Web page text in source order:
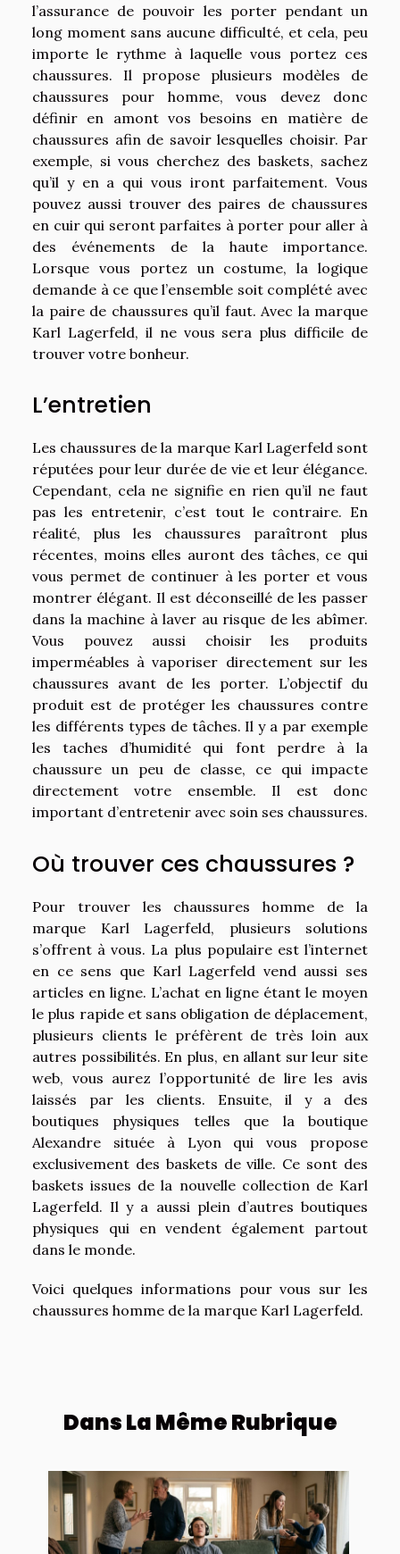
l’assurance de pouvoir les porter pendant un
long moment sans aucune difficulté, et cela, peu
importe le rythme à laquelle vous portez ces
chaussures. Il propose plusieurs modèles de
chaussures pour homme, vous devez donc
définir en amont vos besoins en matière de
chaussures afin de savoir lesquelles choisir. Par
exemple, si vous cherchez des baskets, sachez
qu’il y en a qui vous iront parfaitement. Vous
pouvez aussi trouver des paires de chaussures
en cuir qui seront parfaites à porter pour aller à
des événements de la haute importance.
Lorsque vous portez un costume, la logique
demande à ce que l’ensemble soit complété avec
la paire de chaussures qu’il faut. Avec la marque
Karl Lagerfeld, il ne vous sera plus difficile de
trouver votre bonheur.
L’entretien
Les chaussures de la marque Karl Lagerfeld sont
réputées pour leur durée de vie et leur élégance.
Cependant, cela ne signifie en rien qu’il ne faut
pas les entretenir, c’est tout le contraire. En
réalité, plus les chaussures paraîtront plus
récentes, moins elles auront des tâches, ce qui
vous permet de continuer à les porter et vous
montrer élégant. Il est déconseillé de les passer
dans la machine à laver au risque de les abîmer.
Vous pouvez aussi choisir les produits
imperméables à vaporiser directement sur les
chaussures avant de les porter. L’objectif du
produit est de protéger les chaussures contre
les différents types de tâches. Il y a par exemple
les taches d’humidité qui font perdre à la
chaussure un peu de classe, ce qui impacte
directement votre ensemble. Il est donc
important d’entretenir avec soin ses chaussures.
Où trouver ces chaussures ?
Pour trouver les chaussures homme de la
marque Karl Lagerfeld, plusieurs solutions
s’offrent à vous. La plus populaire est l’internet
en ce sens que Karl Lagerfeld vend aussi ses
articles en ligne. L’achat en ligne étant le moyen
le plus rapide et sans obligation de déplacement,
plusieurs clients le préfèrent de très loin aux
autres possibilités. En plus, en allant sur leur site
web, vous aurez l’opportunité de lire les avis
laissés par les clients. Ensuite, il y a des
boutiques physiques telles que la boutique
Alexandre située à Lyon qui vous propose
exclusivement des baskets de ville. Ce sont des
baskets issues de la nouvelle collection de Karl
Lagerfeld. Il y a aussi plein d’autres boutiques
physiques qui en vendent également partout
dans le monde.
Voici quelques informations pour vous sur les
chaussures homme de la marque Karl Lagerfeld.
Dans La Même Rubrique